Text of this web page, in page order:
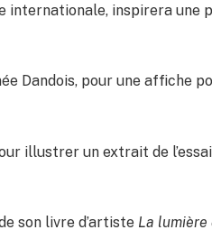
internationale, inspirera une
Dandois, pour une affiche
illustrer un extrait de l’essai
son livre d’artiste La lumière